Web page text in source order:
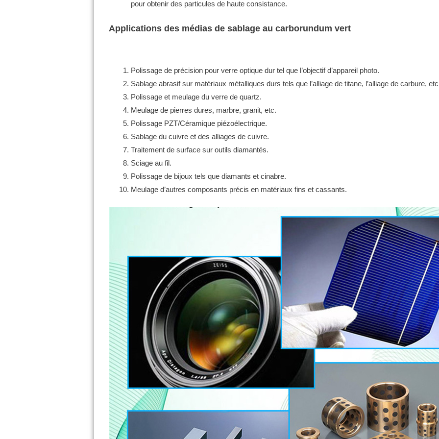
pour obtenir des particules de haute consistance.
Applications des médias de sablage au carborundum vert
Polissage de précision pour verre optique dur tel que l’objectif d’appareil photo.
Sablage abrasif sur matériaux métalliques durs tels que l’alliage de titane, l’alliage de carbure,
Polissage et meulage du verre de quartz.
Meulage de pierres dures, marbre, granit, etc.
Polissage PZT/Céramique piézoélectrique.
Sablage du cuivre et des alliages de cuivre.
Traitement de surface sur outils diamantés.
Sciage au fil.
Polissage de bijoux tels que diamants et cinabre.
Meulage d’autres composants précis en matériaux fins et cassants.